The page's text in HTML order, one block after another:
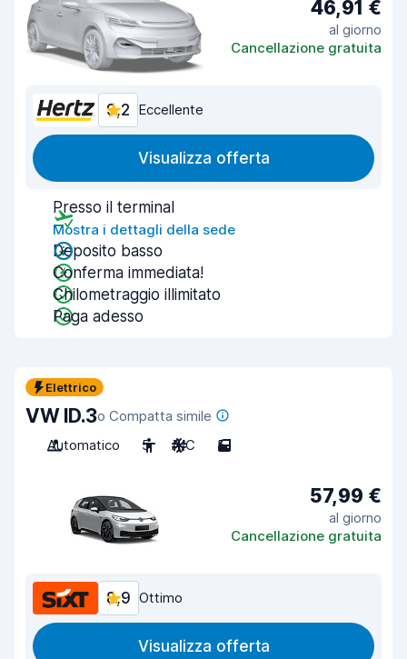
46,91 €
al giorno
Cancellazione gratuita
9,2 Eccellente
Visualizza offerta
Presso il terminal
Mostra i dettagli della sede
Deposito basso
Conferma immediata!
Chilometraggio illimitato
Paga adesso
Elettrico
VW ID.3o Compatta simile
Automatico
5 A/C 5
57,99 €
al giorno
Cancellazione gratuita
8,9 Ottimo
Visualizza offerta